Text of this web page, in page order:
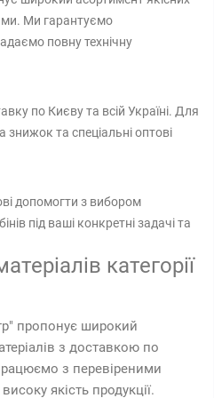
Ми гарантуємо
повну технічну
по Києву та всій Україні. Для
знижок та спеціальні оптові
допомогти з вибором
під ваші конкретні задачі та
категорії
пропонує широкий
з доставкою по
з перевіреними
якість продукції.